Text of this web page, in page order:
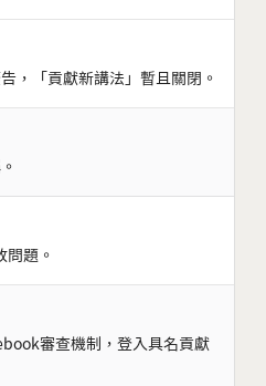
，「貢獻新講法」暫且關閉。
題。
審查機制，登入具名貢獻